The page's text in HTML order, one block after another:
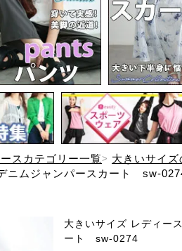
スカテゴリー一覧
大きいサイ
ニムジャンパースカート sw-
大きいサイズ レディー
ート sw-0274